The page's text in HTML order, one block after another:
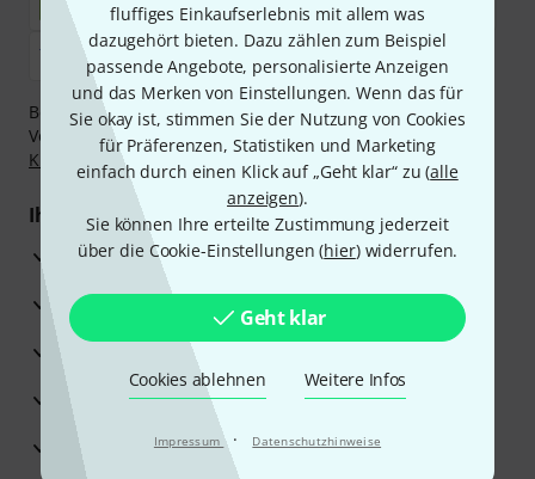
fluffiges Einkaufserlebnis mit allem was
dazugehört bieten. Dazu zählen zum Beispiel
passende Angebote, personalisierte Anzeigen
und das Merken von Einstellungen. Wenn das für
Sie okay ist, stimmen Sie der Nutzung von Cookies
für Präferenzen, Statistiken und Marketing
einfach durch einen Klick auf „Geht klar“ zu (alle
anzeigen).
Sie können Ihre erteilte Zustimmung jederzeit
über die Cookie-Einstellungen (hier) widerrufen.
Geht klar
Cookies ablehnen Weitere Infos
Impressum · Datenschutzhinweise
Bezahlen Sie vertraulich und sicher per Nachnahme,
Vorkasse, PayPal, Amazon Pay, Klarna Sofort bezahlen
Klarna Ratenzahlungoder Kreditkarte.
Ihre Vorteile
3 Jahre Thomann Garantie
30 Tage Money-Back-Garantie
Reparaturservice
Beratung durch Fachexperten
Zufriedenheitsgarantie